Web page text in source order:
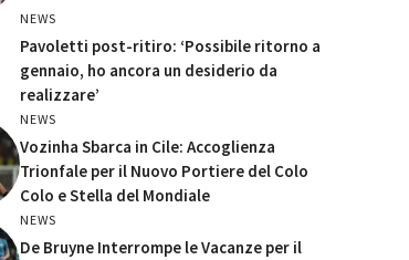
NEWS
Pavoletti post-ritiro: ‘Possibile ritorno a
gennaio, ho ancora un desiderio da
realizzare’
NEWS
Vozinha Sbarca in Cile: Accoglienza
Trionfale per il Nuovo Portiere del Colo
Colo e Stella del Mondiale
NEWS
De Bruyne Interrompe le Vacanze per il